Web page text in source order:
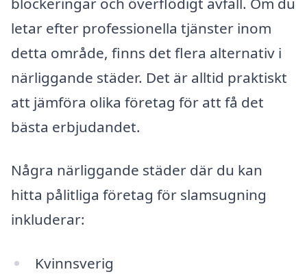
letar efter professionella tjänster inom
detta område, finns det flera alternativ i
närliggande städer. Det är alltid praktiskt
att jämföra olika företag för att få det
bästa erbjudandet.
Några närliggande städer där du kan
hitta pålitliga företag för slamsugning
inkluderar:
Kvinnsverig